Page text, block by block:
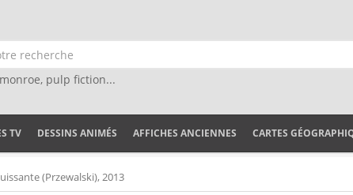
pulp fiction...
TV DESSINS ANIMÉS AFFICHES ANCIENNES CARTES
(Przewalski), 2013